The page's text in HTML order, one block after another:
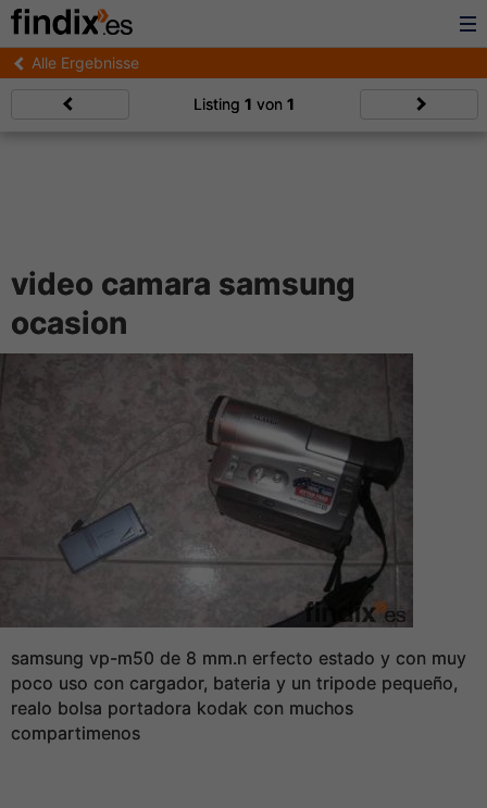
Alle Ergebnisse
Listing 1 von 1
video camara samsung
ocasion
samsung vp-m50 de 8 mm.n erfecto estado y con muy
poco uso con cargador, bateria y un tripode pequeño,
realo bolsa portadora kodak con muchos
compartimenos